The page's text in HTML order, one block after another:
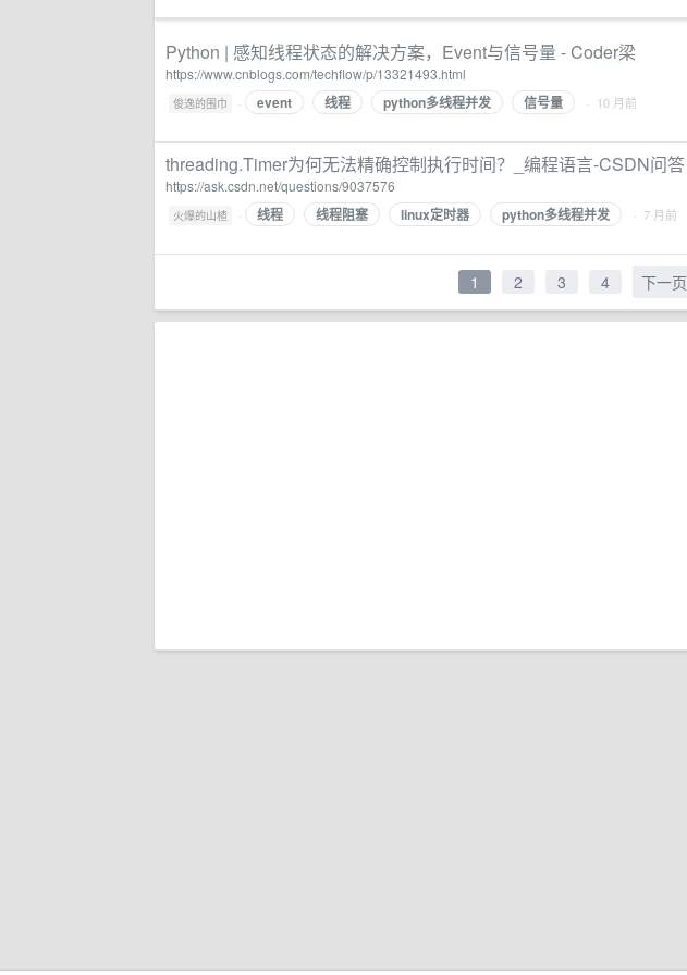
Python | 感知线程状态的解决方案，Event与信号量 - Coder梁
https://www.cnblogs.com/techflow/p/13321493.html
俊逸的围巾 · event 线程 python多线程并发 信号量 · 10 月前
threading.Timer为何无法精确控制执行时间？_编程语言-CSDN问答
https://ask.csdn.net/questions/9037576
火爆的山楂 · 线程 线程阻塞 linux定时器 python多线程并发 · 7 月前
1 2 3 4 下一页